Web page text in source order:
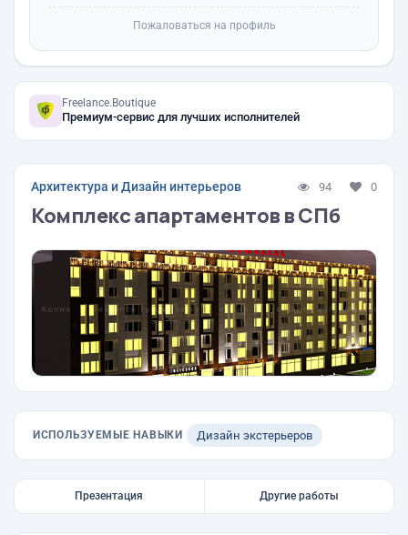
Пожаловаться на профиль
Freelance.Boutique
Премиум-сервис для лучших исполнителей
Архитектура и Дизайн интерьеров 94 0
Комплекс апартаментов в СПб
ИСПОЛЬЗУЕМЫЕ НАВЫКИ Дизайн экстерьеров
Презентация Другие работы